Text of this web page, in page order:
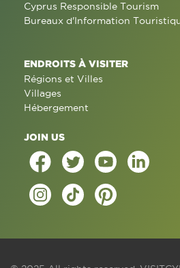
Cyprus Responsible Tourism
Bureaux d'Information
ENDROITS À VISITER
Régions et Villes
Villages
Hébergement
JOIN US